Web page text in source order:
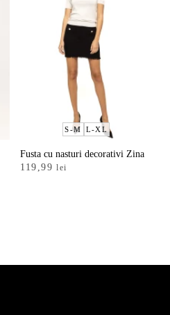
S-M L-XL
Fusta cu nasturi decorativi Zina
119,99lei